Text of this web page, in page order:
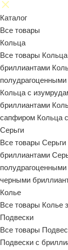
Каталог
Все товары
Кольца
Все товары
бриллиантами
Кольца с
бриллиантами
сапфиром Кольца
Серьги
Все товары Серьги
бриллиантами
черными
Колье
Все товары Колье
Подвески
Все товары
Подвески с